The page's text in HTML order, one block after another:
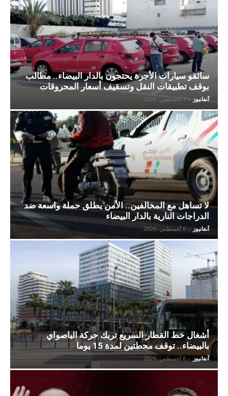
سائقو سيارات الأجرة يحتجون بالدار البيضاء.. مطالب
بوقف تطبيقات النقل وتسقيف أسعار المحروقات
آنفانيوز - 7 أغسطس، 2026
لا تساهل مع المخالفين.. الأمن يطلق حملة واسعة ضد
الدراجات النارية بالدار البيضاء
آنفانيوز - 6 أغسطس، 2026
أشغال خط القطار السريع تربك حركة الباصواي
بالبيضاء.. توقف محطتين لمدة 15 يوما
آنفانيوز - 6 أغسطس، 2026